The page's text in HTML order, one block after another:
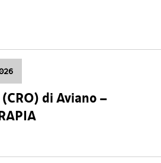
di Aviano –